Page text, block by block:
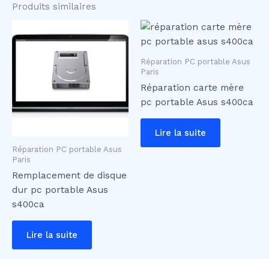
Produits similaires
Réparation PC portable Asus
Paris
Remplacement de disque
dur pc portable Asus
s400ca
Lire la suite
Réparation PC portable Asus
Paris
Réparation carte mère
pc portable Asus s400ca
Lire la suite